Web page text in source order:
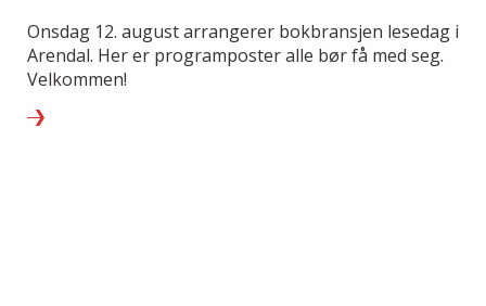
Onsdag 12. august arrangerer bokbransjen lesedag i
Arendal. Her er programposter alle bør få med seg.
Velkommen!